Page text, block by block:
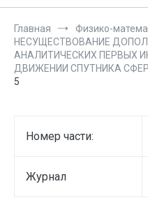
Главная
Физико-
НЕСУЩЕСТВОВАНИЕ
АНАЛИТИЧЕСКИХ ПЕРВЫХ
ДВИЖЕНИИ СПУТНИКА
5
Номер части:
Журнал